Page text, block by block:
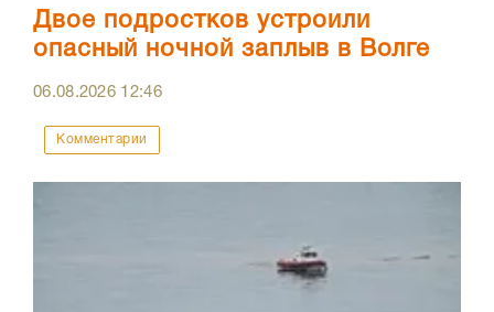
Двое подростков устроили
опасный ночной заплыв в Волге
06.08.2026 12:46
Комментарии